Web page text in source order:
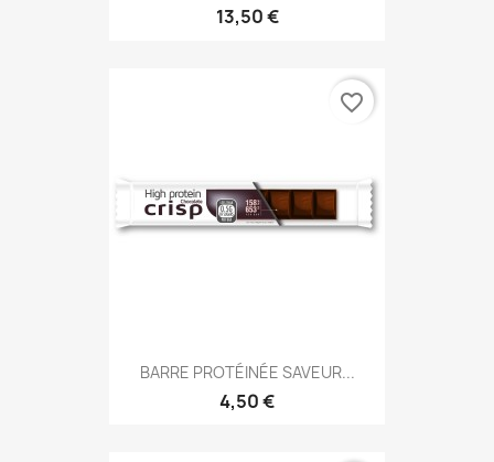
13,50 €
BARRE PROTÉINÉE SAVEUR...
4,50 €
favorite_border